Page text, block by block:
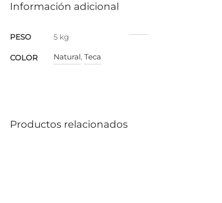
Información adicional
PESO 5 kg
COLOR Natural, Teca
Productos relacionados